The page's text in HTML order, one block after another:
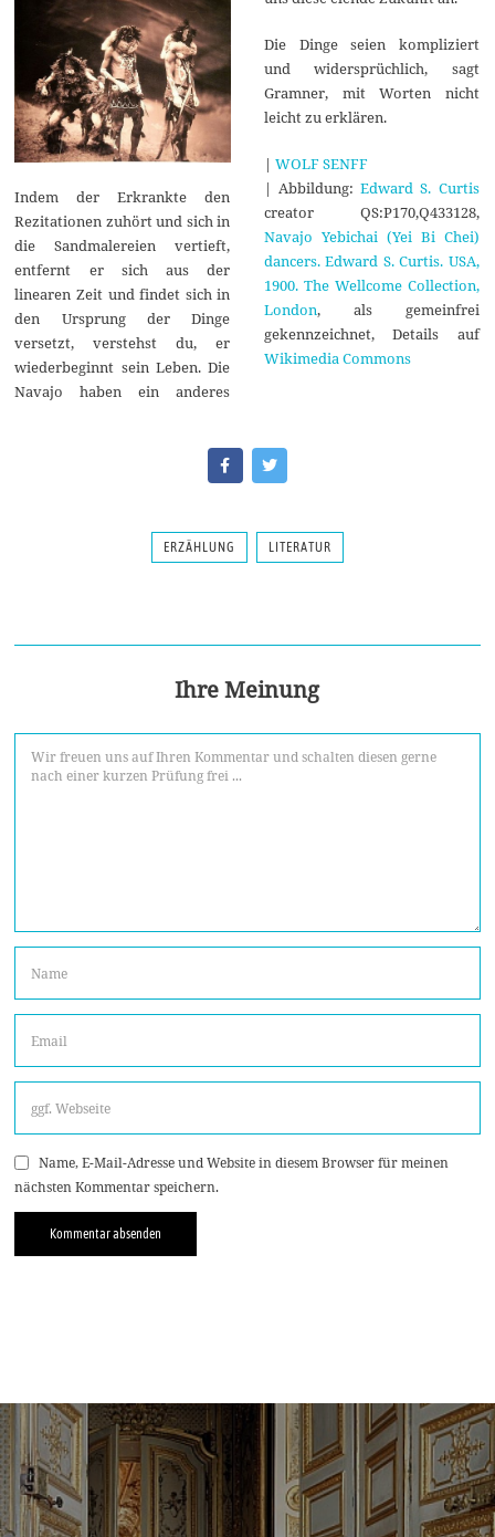
Indem der Erkrankte den
Rezitationen zuhört und sich in
die Sandmalereien vertieft,
entfernt er sich aus der
linearen Zeit und findet sich in
den Ursprung der Dinge
versetzt, verstehst du, er
wiederbeginnt sein Leben. Die
Navajo haben ein anderes
Die Dinge seien kompliziert
und widersprüchlich, sagt
Gramner, mit Worten nicht
leicht zu erklären.
| WOLF SENFF
| Abbildung: Edward S. Curtis
creator QS:P170,Q433128,
Navajo Yebichai (Yei Bi Chei)
dancers. Edward S. Curtis. USA,
1900. The Wellcome Collection,
London, als gemeinfrei
gekennzeichnet, Details auf
Wikimedia Commons
ERZÄHLUNG LITERATUR
Ihre Meinung
Name, E-Mail-Adresse und Website in diesem Browser für meinen
nächsten Kommentar speichern.